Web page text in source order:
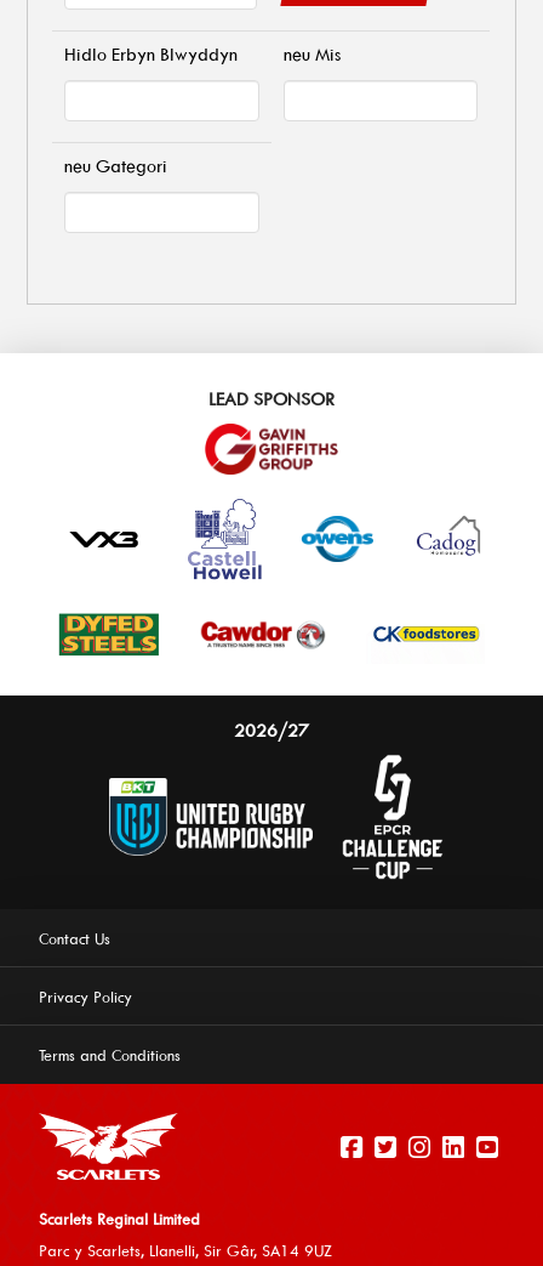
Hidlo Erbyn Blwyddyn neu Mis
neu Gategori
LEAD SPONSOR
2026/27
Contact Us
Privacy Policy
Terms and Conditions
Scarlets Reginal Limited
Parc y Scarlets, Llanelli, Sir Gâr, SA14 9UZ